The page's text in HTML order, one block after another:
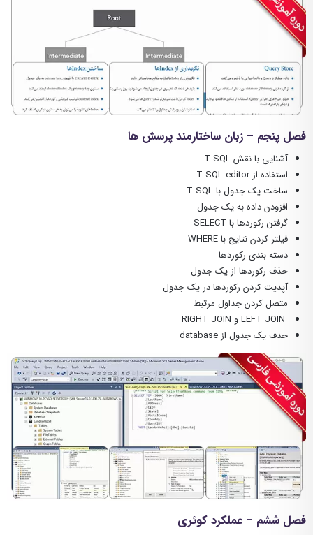
فصل پنجم – زبان ساختارمند پرسش ها
آشنایی با نقش T-SQL
استفاده از T-SQL editor
ساخت یک جدول با T-SQL
افزودن داده به یک جدول
گرفتن رکوردها با SELECT
فیلتر کردن نتایج با WHERE
دسته بندی رکوردها
حذف رکوردها از یک جدول
آپدیت کردن رکوردها در یک جدول
متصل کردن جداول مرتبط
حذف یک جدول از database
فصل ششم – عملکرد کوئری